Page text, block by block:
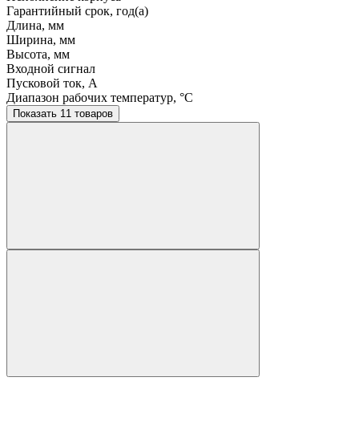
Гарантийный срок, год(а)
Длина, мм
Ширина, мм
Высота, мм
Входной сигнал
Пусковой ток, A
Диапазон рабочих температур, °C
Показать 11 товаров